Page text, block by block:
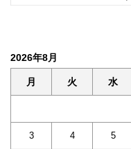
2026年8月
月 火 水
3 4 5